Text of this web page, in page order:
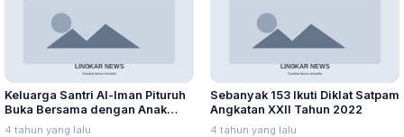
Keluarga Santri Al-Iman Pituruh
Buka Bersama dengan Anak
Yatim
4 tahun yang lalu
Sebanyak 153 Ikuti Diklat Satpam
Angkatan XXII Tahun 2022
4 tahun yang lalu